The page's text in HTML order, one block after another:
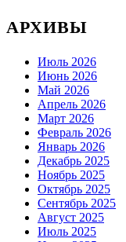
АРХИВЫ
Июль 2026
Июнь 2026
Май 2026
Апрель 2026
Март 2026
Февраль 2026
Январь 2026
Декабрь 2025
Ноябрь 2025
Октябрь 2025
Сентябрь 2025
Август 2025
Июль 2025